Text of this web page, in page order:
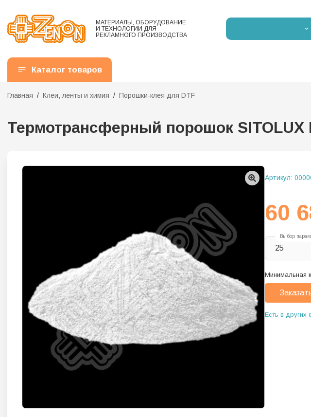
МАТЕРИАЛЫ, ОБОРУДОВАНИЕ
И ТЕХНОЛОГИИ ДЛЯ
РЕКЛАМНОГО ПРОИЗВОДСТВА
Каталог товаров
Главная Клеи, ленты и химия Порошки-клея для DTF
Термотрансферный порошок SITOLUX
Артикул:
60
Выбор
25
Минимальная
Есть в других